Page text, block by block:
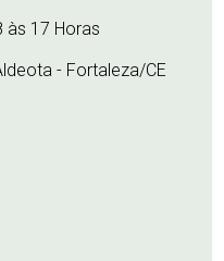
às 17 Horas
- Fortaleza/CE